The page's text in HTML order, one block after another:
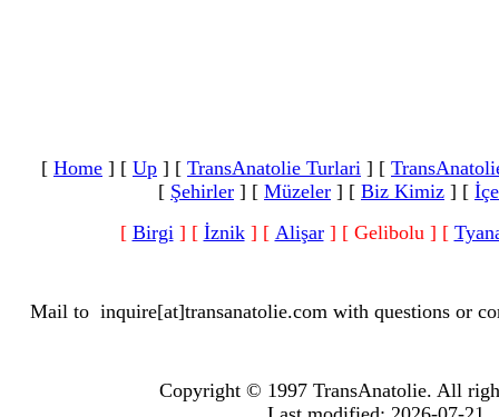
[ Home ] [ Up ] [ TransAnatolie Turlari ] [
[ Şehirler ] [ Müzeler ] [ Biz Kimiz ] [
[ Birgi] [ İznik] [ Alişar] [ Gelibolu ] [
Mail to inquire[at]transanatolie.com with questions or
Copyright © 1997 TransAnatolie. All